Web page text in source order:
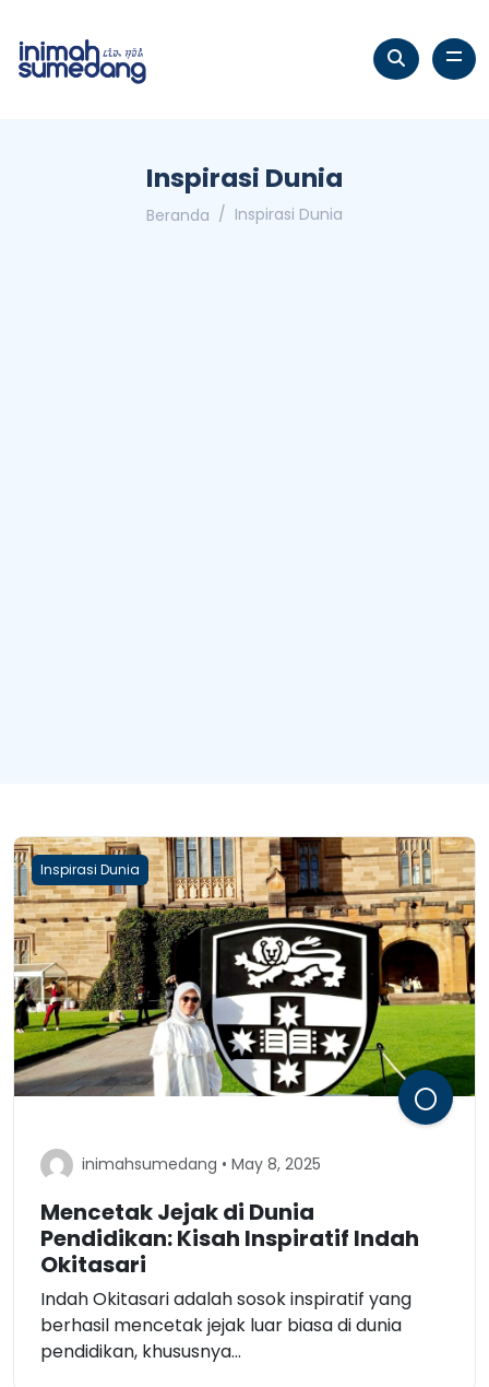
Inspirasi Dunia
Beranda Inspirasi Dunia
Inspirasi Dunia
inimahsumedang • May 8, 2025
Mencetak Jejak di Dunia
Pendidikan: Kisah Inspiratif Indah
Okitasari
Indah Okitasari adalah sosok inspiratif yang
berhasil mencetak jejak luar biasa di dunia
pendidikan, khususnya...